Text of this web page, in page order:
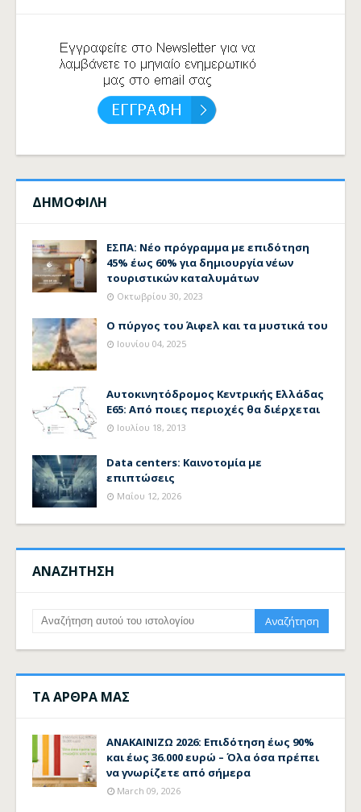
ΔΗΜΟΦΙΛΗ
ΕΣΠΑ: Νέο πρόγραμμα με επιδότηση
45% έως 60% για δημιουργία νέων
τουριστικών καταλυμάτων
Οκτωβρίου 30, 2023
Ο πύργος του Άιφελ και τα μυστικά του
Ιουνίου 04, 2025
Αυτοκινητόδρομος Κεντρικής Ελλάδας
Ε65: Από ποιες περιοχές θα διέρχεται
Ιουλίου 18, 2013
Data centers: Καινοτομία με
επιπτώσεις
Μαΐου 12, 2026
ΑΝΑΖΗΤΗΣΗ
ΤΑ ΑΡΘΡΑ ΜΑΣ
ΑΝΑΚΑΙΝΙΖΩ 2026: Επιδότηση έως 90%
και έως 36.000 ευρώ – Όλα όσα πρέπει
να γνωρίζετε από σήμερα
March 09, 2026